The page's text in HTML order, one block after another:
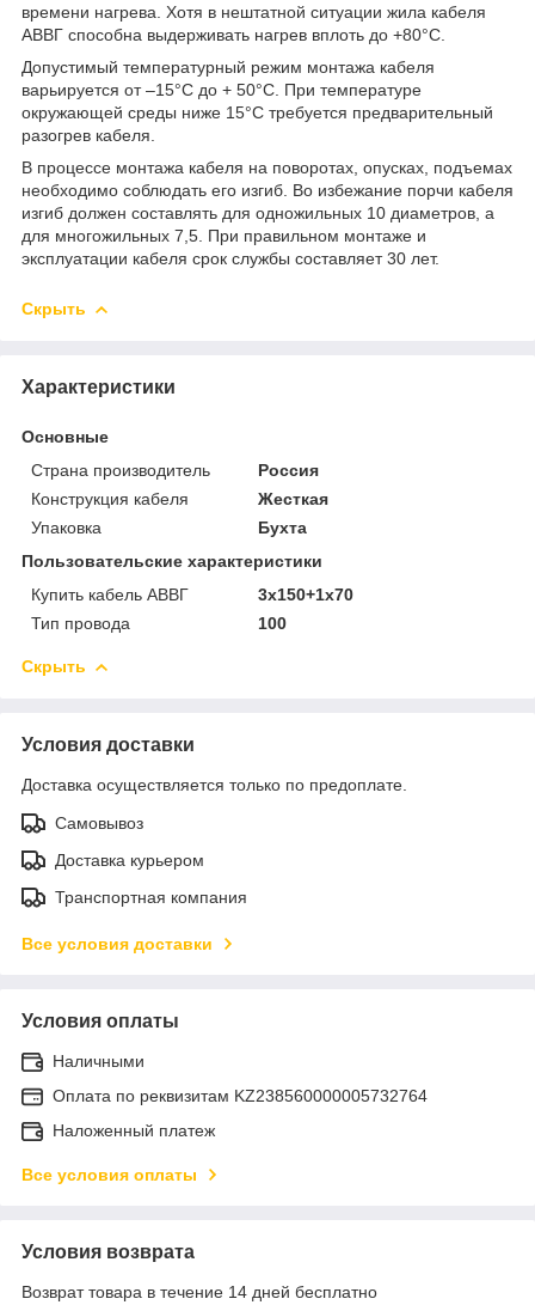
времени нагрева. Хотя в нештатной ситуации жила кабеля
АВВГ способна выдерживать нагрев вплоть до +80°С.
Допустимый температурный режим монтажа кабеля
варьируется от –15°С до + 50°С. При температуре
окружающей среды ниже 15°С требуется предварительный
разогрев кабеля.
В процессе монтажа кабеля на поворотах, опусках, подъемах
необходимо соблюдать его изгиб. Во избежание порчи кабеля
изгиб должен составлять для одножильных 10 диаметров, а
для многожильных 7,5. При правильном монтаже и
эксплуатации кабеля срок службы составляет 30 лет.
Скрыть
Характеристики
Основные
Страна производитель
Россия
Конструкция кабеля
Жесткая
Упаковка
Бухта
Пользовательские характеристики
Купить кабель АВВГ
3х150+1х70
Тип провода
100
Скрыть
Условия доставки
Доставка осуществляется только по предоплате.
Самовывоз
Доставка курьером
Транспортная компания
Все условия доставки
Условия оплаты
Наличными
Оплата по реквизитам KZ238560000005732764
Наложенный платеж
Все условия оплаты
Условия возврата
Возврат товара в течение 14 дней бесплатно